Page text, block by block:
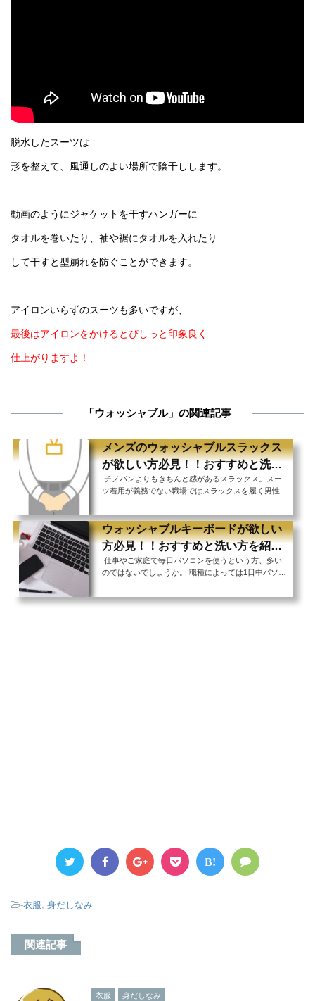
脱水したスーツは
形を整えて、風通しのよい場所で陰干しします。
動画のようにジャケットを干すハンガーに
タオルを巻いたり、袖や裾にタオルを入れたり
して干すと型崩れを防ぐことができます。
アイロンいらずのスーツも多いですが、
最後はアイロンをかけるとぴしっと印象良く
仕上がりますよ！
「ウォッシャブル」の関連記事
メンズのウォッシャブルスラックス
が欲しい方必見！！おすすめと洗い
方を紹介！！
チノパンよりもきちんと感があるスラックス。スー
ツ着用が義務でない職場ではスラックスを履く男性が
るようになってから、夏場はスラックスを履くように
なったという方もいらっしゃるかもしれません
ね。 スラックスはチノパンとは違い、素材によって
ご家庭で洗濯できるものとできないものがあります。
特に仕事でスラックスを履く方は連日履くと汚れが気
になりますよね。 夏は汗をかきますし、急な雨で濡
ている...
ウォッシャブルキーボードが欲しい
方必見！！おすすめと洗い方を紹
介！！
仕事やご家庭で毎日パソコンを使うという方、多い
のではないでしょうか。 職種によっては1日中パソコ
すね。 仕事をしながらちょっと飲み物で一息、お菓
B!
-衣服, 身だしなみ
関連記事
衣服 身だしなみ